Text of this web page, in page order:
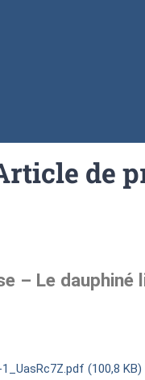
de
– Le dauphiné
(100,8 KB)